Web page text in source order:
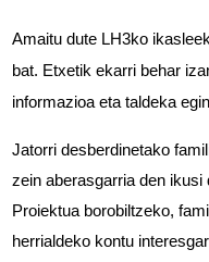
Amaitu dute LH3ko
bat. Etxetik ekarri behar
informazioa eta taldeka
Jatorri desberdinetako
zein aberasgarria den
Proiektua borobiltzeko,
herrialdeko kontu